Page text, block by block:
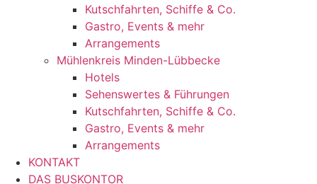
Kutschfahrten, Schiffe & Co.
Gastro, Events & mehr
Arrangements
Mühlenkreis Minden-Lübbecke
Hotels
Sehenswertes & Führungen
Kutschfahrten, Schiffe & Co.
Gastro, Events & mehr
Arrangements
KONTAKT
DAS BUSKONTOR